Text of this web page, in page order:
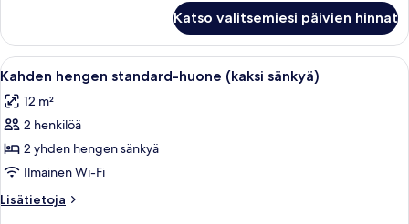
standard-
huone
Katso valitsemiesi päivien hinnat
Avaa
kaikki
huonetyypin
Kahden
hengen
standard-
huone
(kaksi
Pieni huone, jossa on kaksi sänkyä,
4
Kahden hengen standard-huone (kaksi sänkyä)
12 m²
2 henkilöä
2 yhden hengen sänkyä
Ilmainen Wi-Fi
Lisätietoja
Lisätietoja